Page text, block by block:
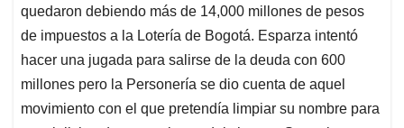
quedaron debiendo más de 14,000 millones de pesos
de impuestos a la Lotería de Bogotá. Esparza intentó
hacer una jugada para salirse de la deuda con 600
millones pero la Personería se dio cuenta de aquel
movimiento con el que pretendía limpiar su nombre para